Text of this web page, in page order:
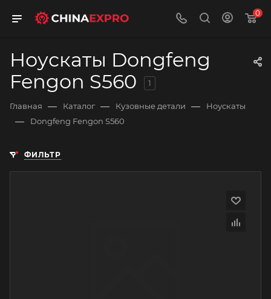
0
Ноускаты Dongfeng
Fengon S560
1
Главная — Каталог — Кузовные детали — Ноускаты
— Dongfeng Fengon S560
ФИЛЬТР